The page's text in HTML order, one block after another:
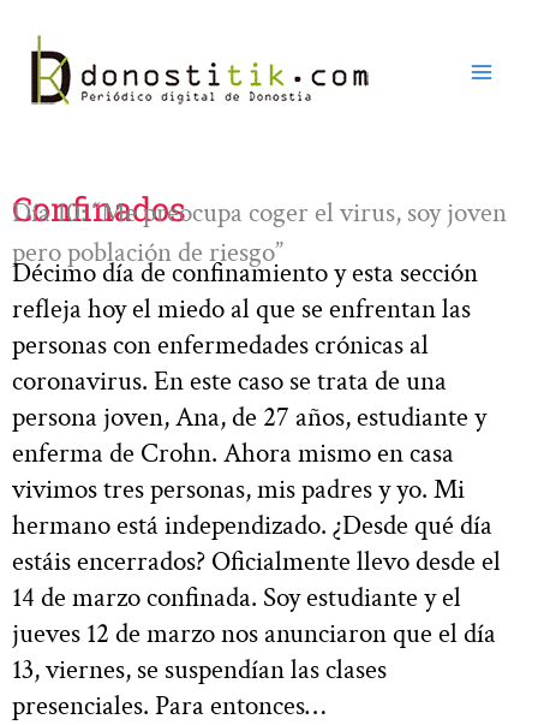
contenido
Confinados
Día 10: “Me preocupa coger el virus, soy joven
pero población de riesgo”
Décimo día de confinamiento y esta sección
refleja hoy el miedo al que se enfrentan las
personas con enfermedades crónicas al
coronavirus. En este caso se trata de una
persona joven, Ana, de 27 años, estudiante y
enferma de Crohn. Ahora mismo en casa
vivimos tres personas, mis padres y yo. Mi
hermano está independizado. ¿Desde qué día
estáis encerrados? Oficialmente llevo desde el
14 de marzo confinada. Soy estudiante y el
jueves 12 de marzo nos anunciaron que el día
13, viernes, se suspendían las clases
presenciales. Para entonces…